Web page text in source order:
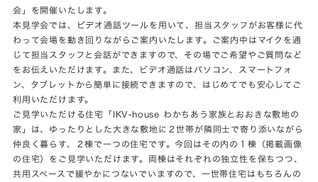
会」を開催いたします。
本見学会では、ビデオ通話ツールを用いて、担当スタッフがお客様に代
わって会場を動き回りながらご案内いたします。ご案内中はマイクを通
じて担当スタッフと会話ができますので、その場でご希望やご質問など
をお伝えいただけます。また、ビデオ通話はパソコン、スマートフォ
ン、タブレットから簡単に接続できますので、はじめてでも安心してご
利用いただけます。
ご見学いただける住宅「IKV-house わかちあう家族とおおきな敷地の
家」は、ゆったりとした大きな敷地に２世帯が隣同士で寄り添いながら
仲良く暮らす、２棟で一つの住宅です。今回はその内の１棟（掲載画像
の住宅）をご見学いただけます。両棟はそれぞれの独立性を保ちつつ、
共用スペースで緩やかにつないでいますので、一世帯住宅はもちろんの